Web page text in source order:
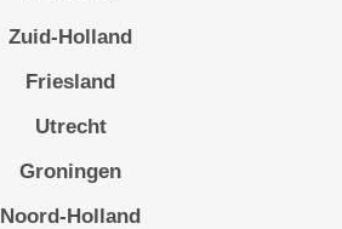
Zuid-Holland
Friesland
Utrecht
Groningen
Noord-Holland